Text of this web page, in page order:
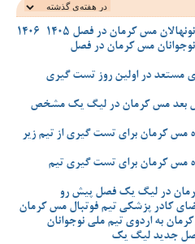
مس کرمان در فصل 1405-1406
مس کرمان در فصل
مستعد در اولین روز تست گیری
بعد مس کرمان در لیگ یک مشخص
مس کرمان برای تست گیری از تیم زیر
مس کرمان برای تست گیری تیم
در لیگ یک فصل پیش رو
کادر پزشکی تیم فوتبال مس کرمان
به اردوی تیم ملی نوجوانان
فصل جدید لیگ یک